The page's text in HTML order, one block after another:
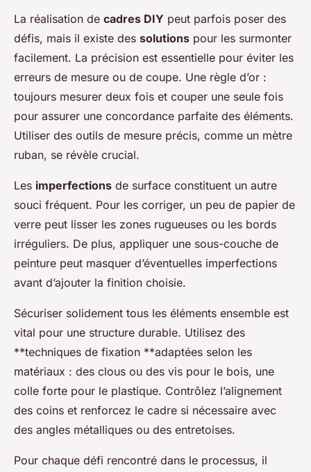
La réalisation de cadres DIY peut parfois poser des
défis, mais il existe des solutions pour les surmonter
facilement. La précision est essentielle pour éviter les
erreurs de mesure ou de coupe. Une règle d’or :
toujours mesurer deux fois et couper une seule fois
pour assurer une concordance parfaite des éléments.
Utiliser des outils de mesure précis, comme un mètre
ruban, se révèle crucial.
Les imperfections de surface constituent un autre
souci fréquent. Pour les corriger, un peu de papier de
verre peut lisser les zones rugueuses ou les bords
irréguliers. De plus, appliquer une sous-couche de
peinture peut masquer d’éventuelles imperfections
avant d’ajouter la finition choisie.
Sécuriser solidement tous les éléments ensemble est
vital pour une structure durable. Utilisez des
**techniques de fixation **adaptées selon les
matériaux : des clous ou des vis pour le bois, une
colle forte pour le plastique. Contrôlez l’alignement
des coins et renforcez le cadre si nécessaire avec
des angles métalliques ou des entretoises.
Pour chaque défi rencontré dans le processus, il